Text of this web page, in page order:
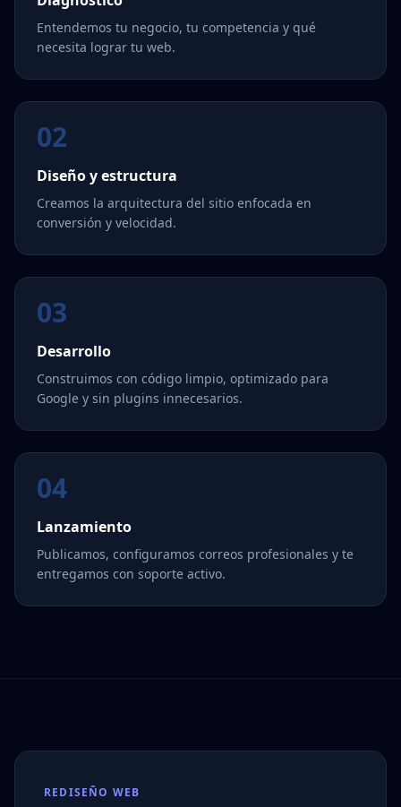
Entendemos tu negocio, tu competencia y qué
necesita lograr tu web.
02
Diseño y estructura
Creamos la arquitectura del sitio enfocada en
conversión y velocidad.
03
Desarrollo
Construimos con código limpio, optimizado para
Google y sin plugins innecesarios.
04
Lanzamiento
Publicamos, configuramos correos profesionales y te
entregamos con soporte activo.
REDISEÑO WEB